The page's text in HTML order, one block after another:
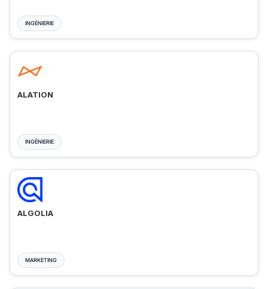
INGÉNIERIE
ALATION
INGÉNIERIE
ALGOLIA
MARKETING